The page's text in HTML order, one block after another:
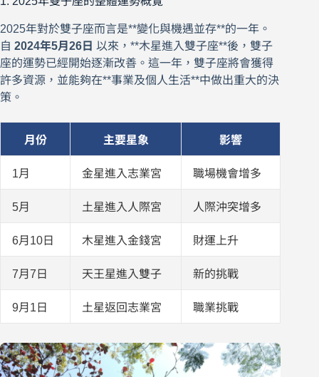
2025年對於雙子座而言是**變化與機遇並存**的一年。
自 2024年5月26日 以來，**木星進入雙子座**後，雙子
座的運勢已經開始逐漸改善。這一年，雙子座將會獲得
許多資源，並能夠在**事業及個人生活**中做出重大的決
策。
月份 主要星象 影響
1月 金星進入志業宮 職場機會增多
5月 土星進入人際宮 人際沖突增多
6月10日 木星進入金錢宮 財運上升
7月7日 天王星進入雙子 新的挑戰
9月1日 土星返回志業宮 職業挑戰